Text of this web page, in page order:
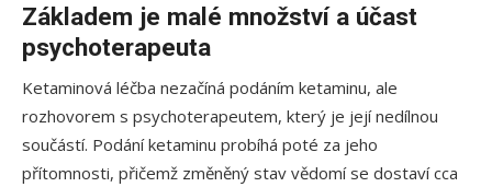
Základem je malé množství a účast
psychoterapeuta
Ketaminová léčba nezačíná podáním ketaminu, ale
rozhovorem s psychoterapeutem, který je její nedílnou
součástí. Podání ketaminu probíhá poté za jeho
přítomnosti, přičemž změněný stav vědomí se dostaví cca